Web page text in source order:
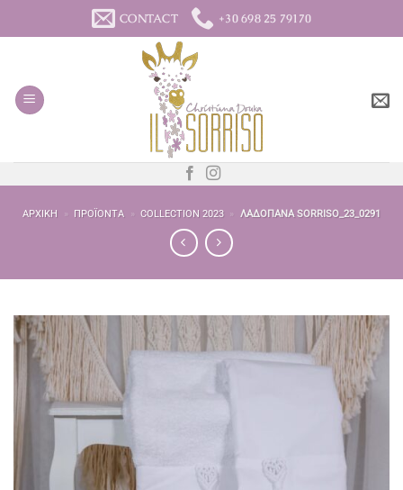
στο
CONTACT +30 698 25 79170
ΑΡΧΙΚΉ » ΠΡΟΪΌΝΤΑ » COLLECTION 2023 » ΛΑΔΌΠΑΝΑ SORRISO_23_0291